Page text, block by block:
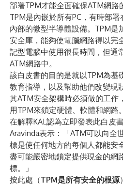
部署TPM才能全面確保ATM網路
TPM是內嵌於所有PC，有時部署
內部的微型半導體設備。TPM是
安全庫，能夠使電腦網路得以完
記型電腦中使用很長時間，但通
ATM網路中。
該白皮書的目的是就以TPM為基
教育指導，以及幫助他們改變現
其ATM安全架構時必須做的工作
用TPM來鎖定硬體、軟體和網路。
在解釋KAL認為立即發表此白皮
Aravinda表示：「ATM可以向全
標是使任何地方的每個人都能安
盡可能嚴密地鎖定提供現金的網
標。」
按此處（TPM是所有安全的根源